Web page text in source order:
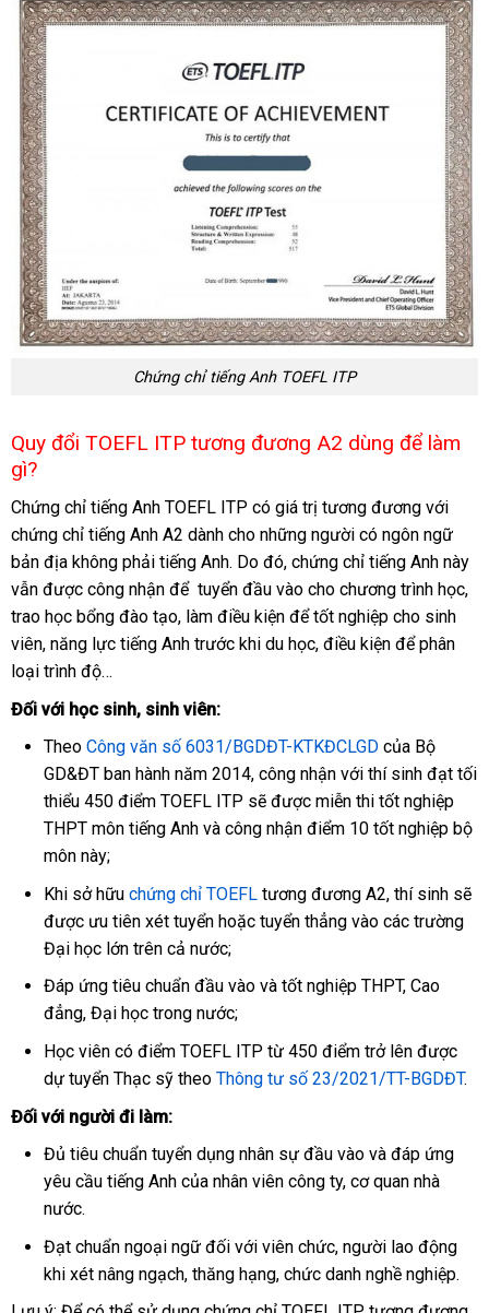
Chứng chỉ tiếng Anh TOEFL ITP
Quy đổi TOEFL ITP tương đương A2 dùng để làm
gì?
Chứng chỉ tiếng Anh TOEFL ITP có giá trị tương đương với
chứng chỉ tiếng Anh A2 dành cho những người có ngôn ngữ
bản địa không phải tiếng Anh. Do đó, chứng chỉ tiếng Anh này
vẫn được công nhận để tuyển đầu vào cho chương trình học,
trao học bổng đào tạo, làm điều kiện để tốt nghiệp cho sinh
viên, năng lực tiếng Anh trước khi du học, điều kiện để phân
loại trình độ…
Đối với học sinh, sinh viên:
Theo Công văn số 6031/BGDĐT-KTKĐCLGDcủa Bộ
GD&ĐT ban hành năm 2014, công nhận với thí sinh đạt tối
thiểu 450 điểm TOEFL ITP sẽ được miễn thi tốt nghiệp
THPT môn tiếng Anh và công nhận điểm 10 tốt nghiệp bộ
môn này;
Khi sở hữu chứng chỉ TOEFLtương đương A2, thí sinh sẽ
được ưu tiên xét tuyển hoặc tuyển thẳng vào các trường
Đại học lớn trên cả nước;
Đáp ứng tiêu chuẩn đầu vào và tốt nghiệp THPT, Cao
đẳng, Đại học trong nước;
Học viên có điểm TOEFL ITP từ 450 điểm trở lên được
dự tuyển Thạc sỹ theo Thông tư số 23/2021/TT-BGDĐT.
Đối với người đi làm:
Đủ tiêu chuẩn tuyển dụng nhân sự đầu vào và đáp ứng
yêu cầu tiếng Anh của nhân viên công ty, cơ quan nhà
nước.
Đạt chuẩn ngoại ngữ đối với viên chức, người lao động
khi xét nâng ngạch, thăng hạng, chức danh nghề nghiệp.